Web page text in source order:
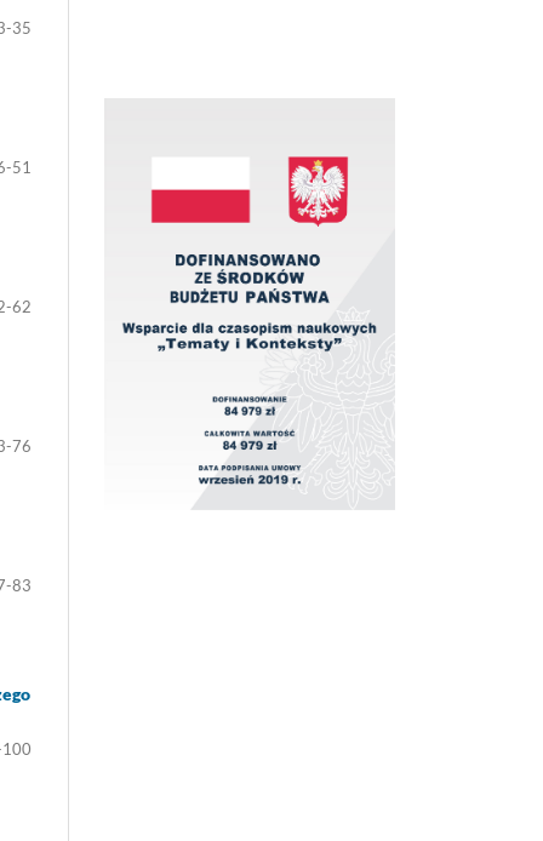
35
51
62
76
83